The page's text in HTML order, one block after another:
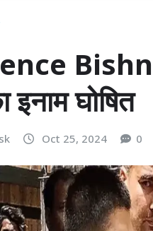
घोषित
Oct 25, 2024 0